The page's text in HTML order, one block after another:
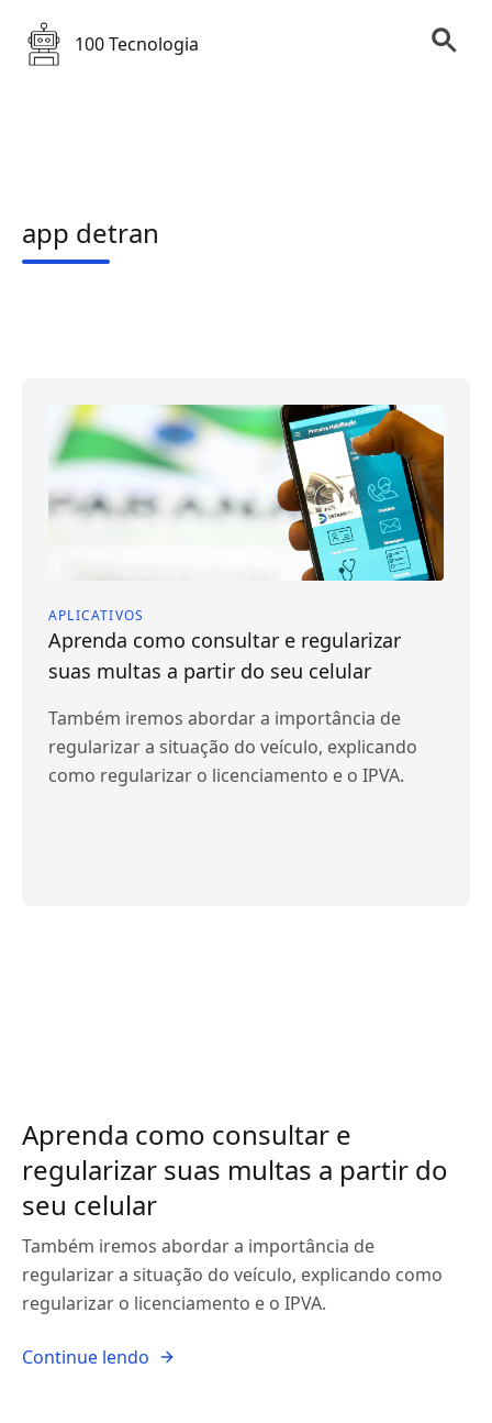
100 Tecnologia
app detran
APLICATIVOS
Aprenda como consultar e regularizar
suas multas a partir do seu celular
Também iremos abordar a importância de
regularizar a situação do veículo, explicando
como regularizar o licenciamento e o IPVA.
Aprenda como consultar e
regularizar suas multas a partir do
seu celular
Também iremos abordar a importância de
regularizar a situação do veículo, explicando como
regularizar o licenciamento e o IPVA.
Continue lendo